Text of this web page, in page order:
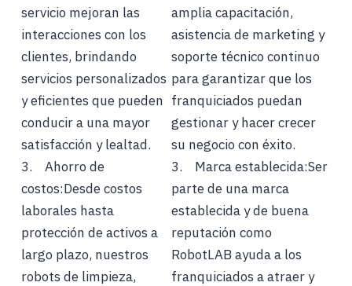
servicio mejoran las
interacciones con los
clientes, brindando
servicios personalizados
y eficientes que pueden
conducir a una mayor
satisfacción y lealtad.
3. Ahorro de
costos:Desde costos
laborales hasta
protección de activos a
largo plazo, nuestros
robots de limpieza,
amplia capacitación,
asistencia de marketing y
soporte técnico continuo
para garantizar que los
franquiciados puedan
gestionar y hacer crecer
su negocio con éxito.
3. Marca establecida:Ser
parte de una marca
establecida y de buena
reputación como
RobotLAB ayuda a los
franquiciados a atraer y